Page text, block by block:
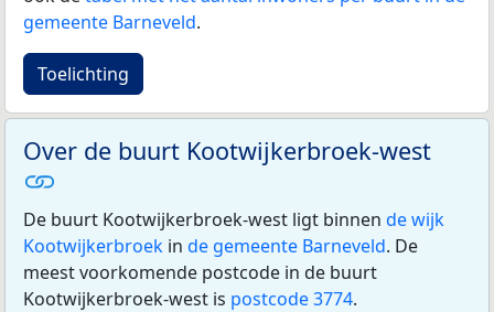
gemeente Barneveld.
Toelichting
Over de buurt Kootwijkerbroek-west
De buurt Kootwijkerbroek-west ligt binnen de wijk
Kootwijkerbroek in de gemeente Barneveld. De
meest voorkomende postcode in de buurt
Kootwijkerbroek-west is postcode 3774.